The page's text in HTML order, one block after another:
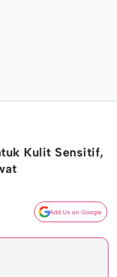
Kulit Sensitif,
Add Us on Google